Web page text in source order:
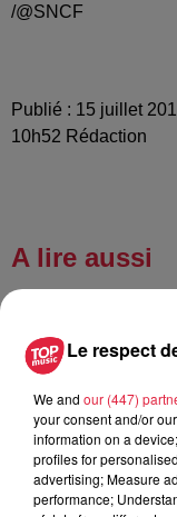
/@SNCF
Publié : 15 juillet
10h52 Rédaction
A lire aussi
Le respect
We and our (447)
your consent and/or
information on a
profiles for
advertising; Measure
performance;